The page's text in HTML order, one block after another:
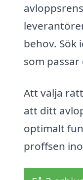
behov.
som passar
Att välja
att ditt
optimalt
proffsen